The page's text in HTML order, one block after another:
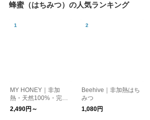
蜂蜜（はちみつ）の人気ランキング
MY HONEY｜非加
熱・天然100%・完全
無添加 食べやすく続
けやすい特別なマヌカ
2,490円～
Beehive｜非加熱はち
みつ
1,080円